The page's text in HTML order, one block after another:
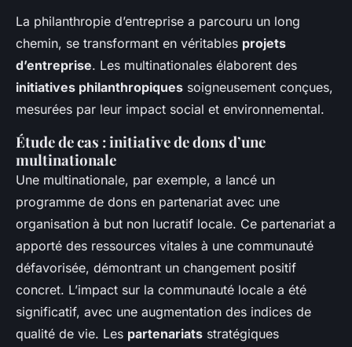
La philanthropie d’entreprise a parcouru un long
chemin, se transformant en véritables projets
d’entreprise. Les multinationales élaborent des
initiatives philanthropiques soigneusement conçues,
mesurées par leur impact social et environnemental.
Étude de cas : initiative de dons d’une
multinationale
Une multinationale, par exemple, a lancé un
programme de dons en partenariat avec une
organisation à but non lucratif locale. Ce partenariat a
apporté des ressources vitales à une communauté
défavorisée, démontrant un changement positif
concret. L’impact sur la communauté locale a été
significatif, avec une augmentation des indices de
qualité de vie. Les partenariats stratégiques